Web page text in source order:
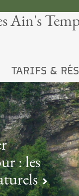
Ain's
TARIFS &
: les